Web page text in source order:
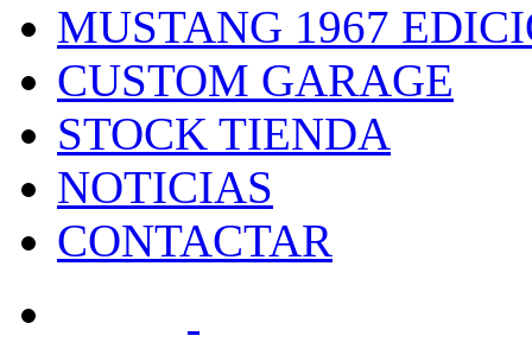
MUSTANG 1967
CUSTOM GARAGE
STOCK TIENDA
NOTICIAS
CONTACTAR